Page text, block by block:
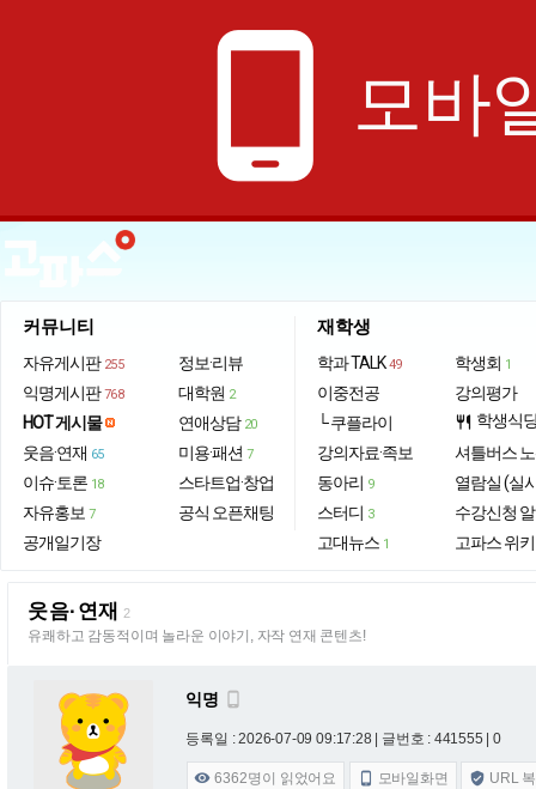
phone_android 모바
커뮤니티
자유게시판 255
익명게시판 768
HOT 게시물
웃음·연재 65
이슈·토론 18
자유홍보 7
공개일기장
정보·리뷰
대학원 2
연애상담 20
미용·패션 7
스타트업·창업
공식 오픈채팅
재학생
학과 TALK 49
이중전공
└ 쿠플라이
강의자료·족보
동아리 9
스터디 3
고대뉴스 1
학생회 1
강의평가
restaurant 학생식
셔틀버스
열람실 (실
수강신청
고파스 위키
웃음·연재 2
유쾌하고 감동적이며 놀라운 이야기, 자작 연재 콘텐츠!
익명 
등록일 : 2026-07-09 09:17:28 | 글번호 : 441555 | 0
 6362명이 읽었어요  모바일화면  URL